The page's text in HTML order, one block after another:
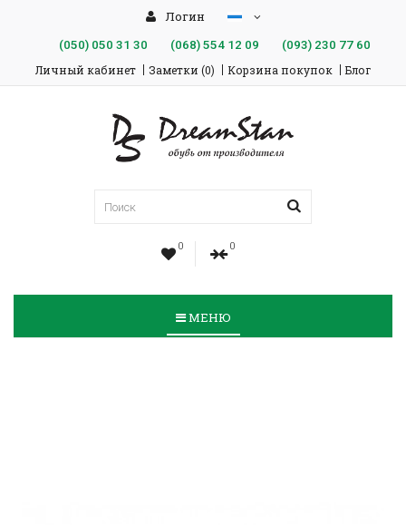
Логин
(050)050 31 30 (068)554 12 09 (093)230 77 60
Личный кабинет Заметки (0) Корзина покупок Блог
0 0
МЕНЮ